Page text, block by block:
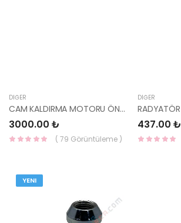
DIĞER
CAM KALDIRMA MOTORU ÖN SOL BLUE 82450-1R010-YS
3000.00 ₺
( 79 Görüntüleme )
DIĞER
437.00 ₺
YENI